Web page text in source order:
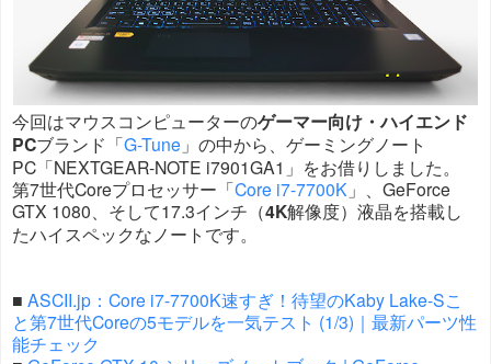
今回はマウスコンピューターのゲーマー向け・ハイエンド
PCブランド「G-Tune 」の中から、ゲーミングノート
PC「NEXTGEAR-NOTE i7901GA1」をお借りしました。
第7世代Coreプロセッサー「Core i7-7700K 」、GeForce
GTX 1080、そして17.3インチ（4K解像度）液晶を搭載し
たハイスペックなノートです。
■ ASCII.jp：Core i7-7700K速すぎ！待望のKaby Lake-Sこ
と第7世代Coreの5モデルを一気テスト (1/3)｜最新パーツ性
能チェック